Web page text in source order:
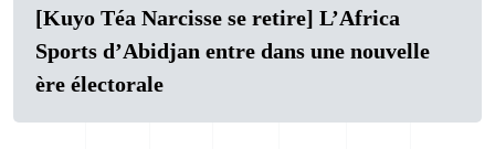
[Kuyo Téa Narcisse se retire] L’Africa
Sports d’Abidjan entre dans une nouvelle
ère électorale